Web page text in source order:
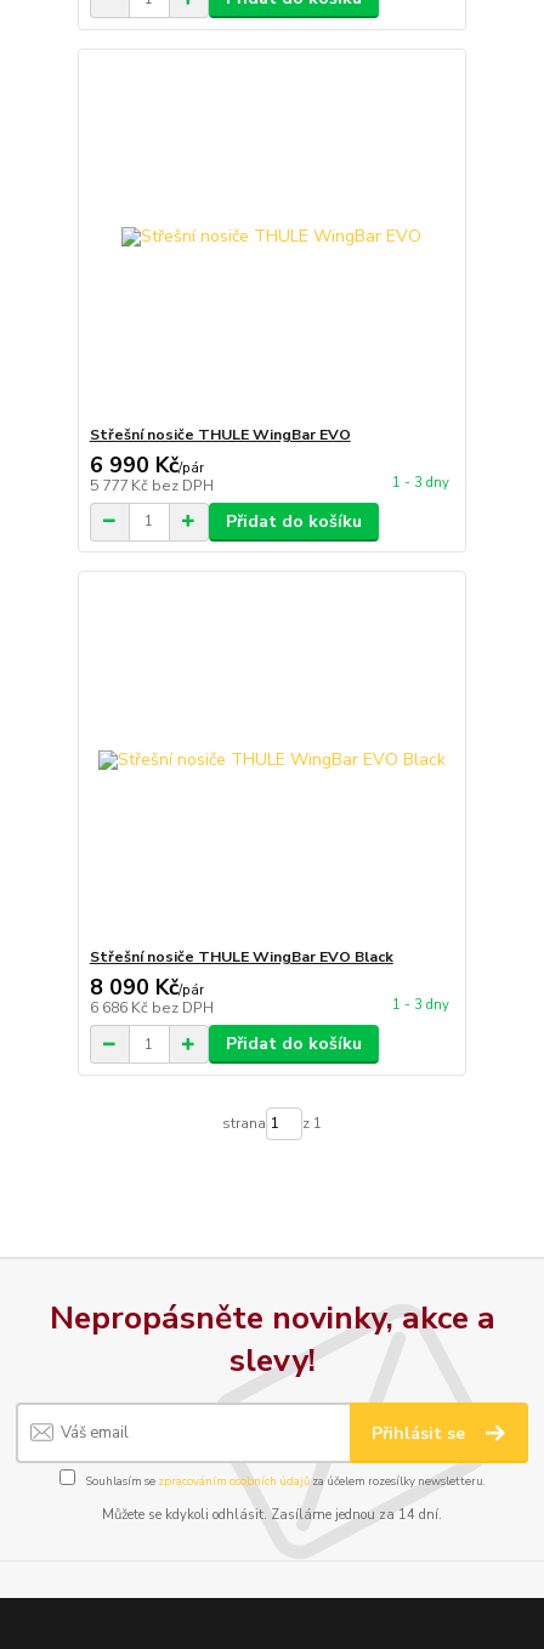
Střešní nosiče THULE WingBar EVO
6 990 Kč/pár
5 777 Kč bez DPH 1 - 3 dny
Přidat do košíku
Střešní nosiče THULE WingBar EVO Black
8 090 Kč/pár
6 686 Kč bez DPH 1 - 3 dny
Přidat do košíku
strana z 1
Nepropásněte novinky, akce a
slevy!
Přihlásit se
Souhlasím se zpracováním osobních údajůza účelem rozesílky newsletteru.
Můžete se kdykoli odhlásit. Zasíláme jednou za 14 dní.